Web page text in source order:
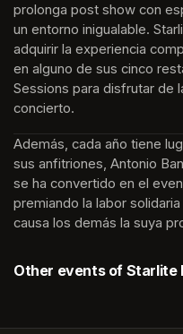
prolonga post show con
un entorno inigualable.
adquirir la experiencia
en alguno de sus cinco
Sessions para disfrutar de
concierto.
Además, cada año tiene
sus anfitriones, Antonio
se ha convertido en el
premiando la labor
causa los demás la suya
Other events of Starlite